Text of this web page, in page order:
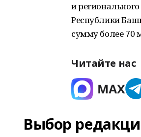
и
Республики
сумму более 70
Читайте нас
Выбор